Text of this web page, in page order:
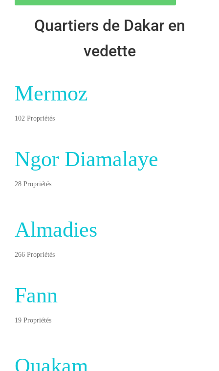
Quartiers de Dakar en
vedette
Mermoz
102 Propriétés
Ngor Diamalaye
28 Propriétés
Almadies
266 Propriétés
Fann
19 Propriétés
Ouakam